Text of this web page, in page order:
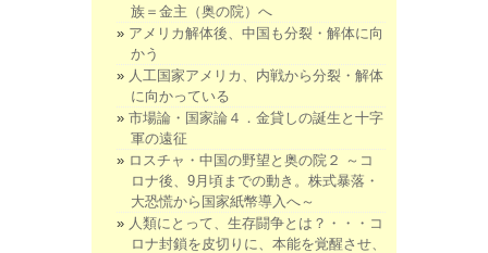
族＝金主（奥の院）へ
アメリカ解体後、中国も分裂・解体に向
かう
人工国家アメリカ、内戦から分裂・解体
に向かっている
市場論・国家論４．金貸しの誕生と十字
軍の遠征
ロスチャ・中国の野望と奥の院２ ～コ
ロナ後、9月頃までの動き。株式暴落・
大恐慌から国家紙幣導入へ～
人類にとって、生存闘争とは？・・・コ
ロナ封鎖を皮切りに、本能を覚醒させ、